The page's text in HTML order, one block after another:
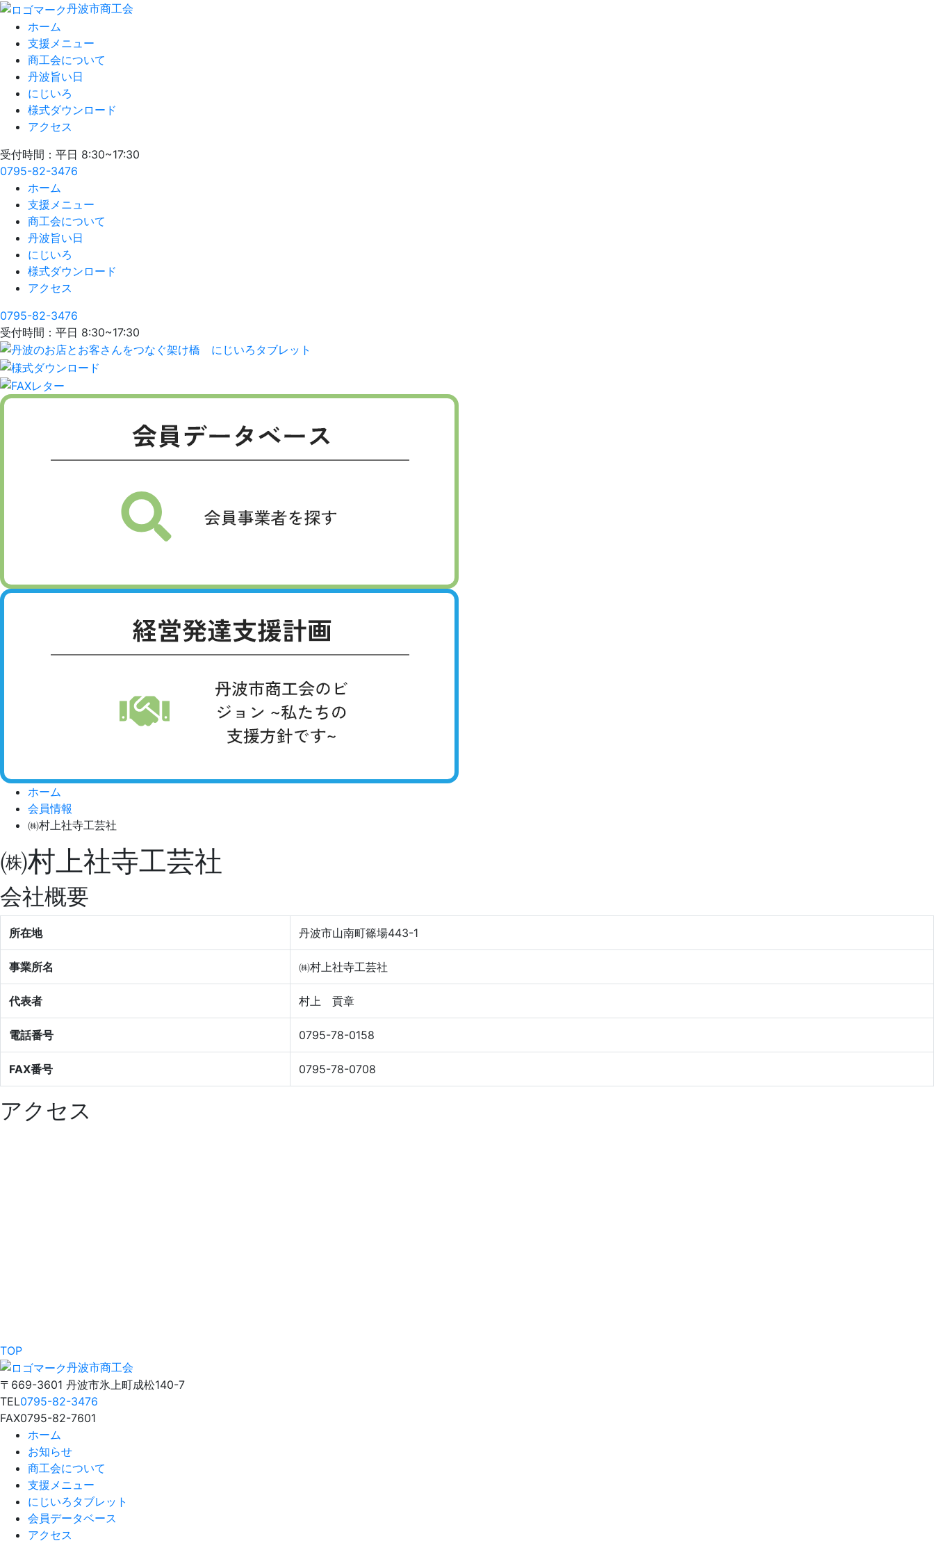
丹波市商工会
ホーム
支援メニュー
商工会について
丹波旨い日
にじいろ
様式ダウンロード
アクセス
受付時間：平日 8:30~17:30
0795-82-3476
ホーム
支援メニュー
商工会について
丹波旨い日
にじいろ
様式ダウンロード
アクセス
0795-82-3476
受付時間：平日 8:30~17:30
ホーム
会員情報
㈱村上社寺工芸社
㈱村上社寺工芸社
会社概要
所在地 丹波市山南町篠場443-1
事業所名 ㈱村上社寺工芸社
代表者 村上 貢章
電話番号 0795-78-0158
FAX番号 0795-78-0708
アクセス
TOP
丹波市商工会
〒669-3601 丹波市氷上町成松140-7
TEL0795-82-3476
FAX0795-82-7601
ホーム
お知らせ
商工会について
支援メニュー
にじいろタブレット
会員データベース
アクセス